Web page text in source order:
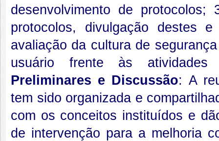
desenvolvimento de
protocolos, divulgação destes
avaliação da cultura de
usuário frente às
Preliminares e Discussão: A
tem sido organizada e
com os conceitos instituídos e
de intervenção para a melhoria